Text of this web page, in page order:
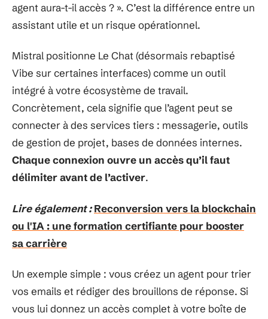
agent aura-t-il accès ? ». C’est la différence entre un
assistant utile et un risque opérationnel.
Mistral positionne Le Chat (désormais rebaptisé
Vibe sur certaines interfaces) comme un outil
intégré à votre écosystème de travail.
Concrètement, cela signifie que l’agent peut se
connecter à des services tiers : messagerie, outils
de gestion de projet, bases de données internes.
Chaque connexion ouvre un accès qu’il faut
délimiter avant de l’activer.
Lire également : Reconversion vers la blockchain
ou l'IA : une formation certifiante pour booster
sa carrière
Un exemple simple : vous créez un agent pour trier
vos emails et rédiger des brouillons de réponse. Si
vous lui donnez un accès complet à votre boîte de